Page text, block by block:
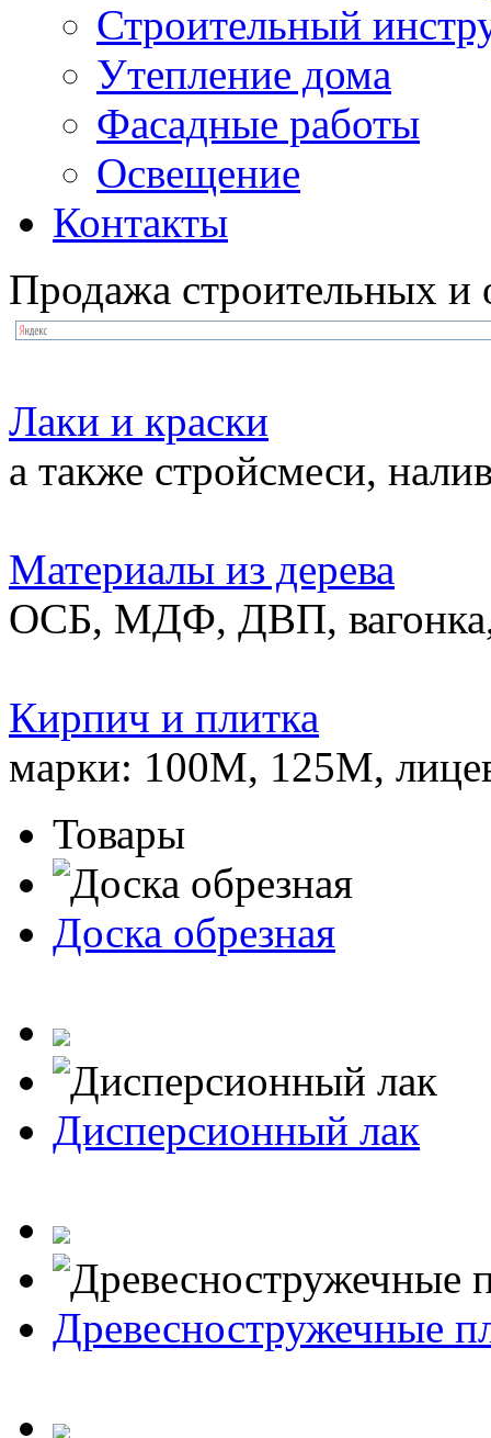
Строительный
Утепление дома
Фасадные работы
Освещение
Контакты
Продажа строительных и
Лаки и краски
а также стройсмеси,
Материалы из дерева
ОСБ, МДФ, ДВП,
Кирпич и плитка
марки: 100М, 125М,
Товары
Доска обрезная
Дисперсионный лак
Древесностружечные